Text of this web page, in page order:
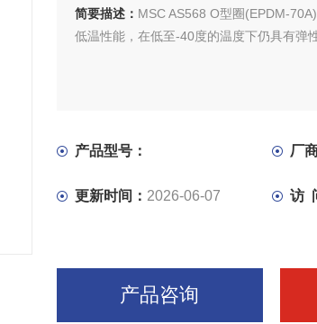
简要描述： MSC AS568 O型圈(EPDM-
低温性能，在低至-40度的温度下仍具有弹性
产品型号： 厂
更新时间： 2026-06-07 访
产品咨询